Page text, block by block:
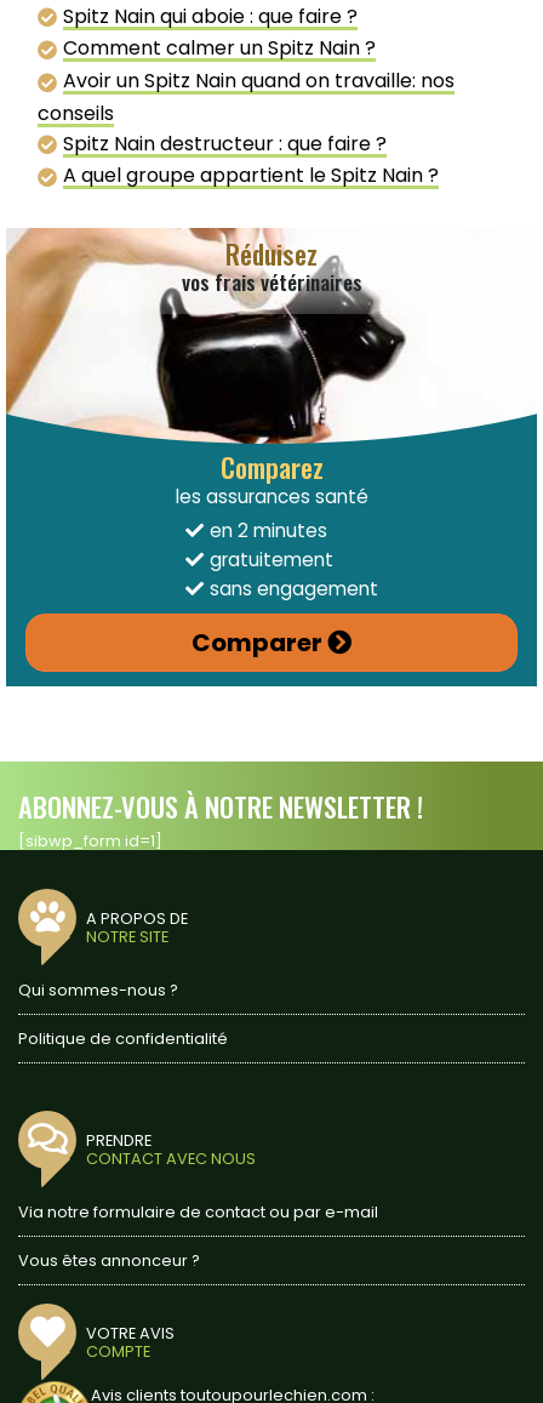
Spitz Nain qui aboie : que faire ?
Comment calmer un Spitz Nain ?
Avoir un Spitz Nain quand on travaille: nos
conseils
Spitz Nain destructeur : que faire ?
A quel groupe appartient le Spitz Nain ?
Réduisez
vos frais vétérinaires
Comparez
les assurances santé
en 2 minutes
gratuitement
sans engagement
Comparer
ABONNEZ-VOUS À NOTRE NEWSLETTER !
[sibwp_form id=1]
A PROPOS DE
NOTRE SITE
Qui sommes-nous ?
Politique de confidentialité
PRENDRE
CONTACT AVEC NOUS
Via notre formulaire de contact ou par e-mail
Vous êtes annonceur ?
VOTRE AVIS
COMPTE
Avis clients toutoupourlechien.com :